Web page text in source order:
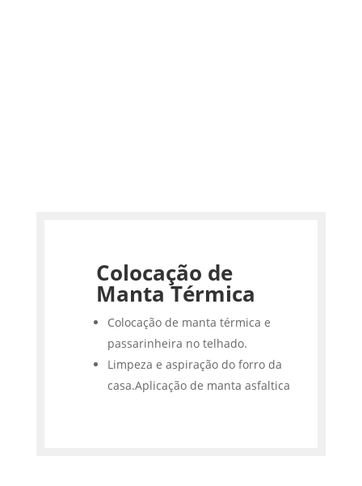
Colocação de
Manta Térmica
Colocação de manta térmica e
passarinheira no telhado.
Limpeza e aspiração do forro da
casa.Aplicação de manta asfaltica